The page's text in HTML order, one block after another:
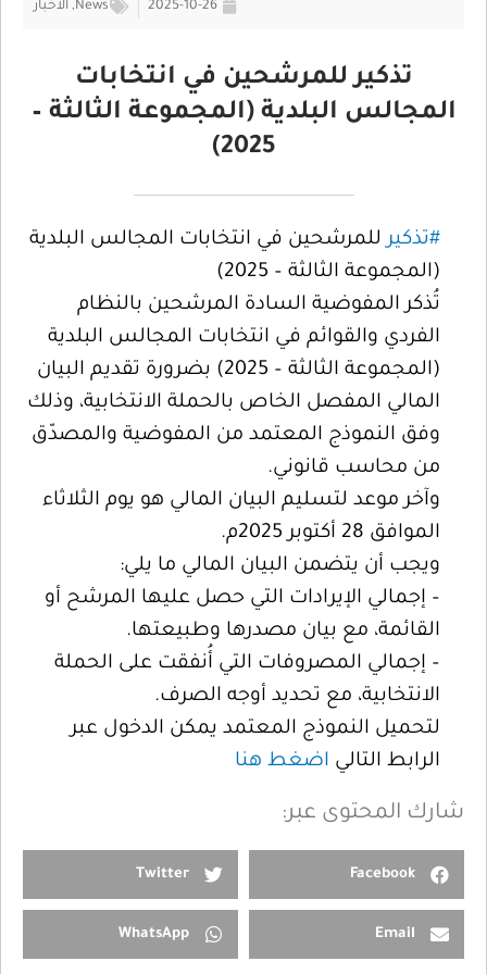
2025-10-26
News
, الأخبار
تذكير للمرشحين في انتخابات
المجالس البلدية (المجموعة الثالثة –
2025)
#تذكيرللمرشحين في انتخابات المجالس البلدية
(المجموعة الثالثة – 2025)
تُذكر المفوضية السادة المرشحين بالنظام
الفردي والقوائم في انتخابات المجالس البلدية
(المجموعة الثالثة – 2025) بضرورة تقديم البيان
المالي المفصل الخاص بالحملة الانتخابية، وذلك
وفق النموذج المعتمد من المفوضية والمصدّق
من محاسب قانوني.
وآخر موعد لتسليم البيان المالي هو يوم الثلاثاء
الموافق 28 أكتوبر 2025م.
ويجب أن يتضمن البيان المالي ما يلي:
– إجمالي الإيرادات التي حصل عليها المرشح أو
القائمة، مع بيان مصدرها وطبيعتها.
– إجمالي المصروفات التي أُنفقت على الحملة
الانتخابية، مع تحديد أوجه الصرف.
لتحميل النموذج المعتمد يمكن الدخول عبر
الرابط التالي اضغط هنا
شارك المحتوى عبر:
Facebook
Twitter
Email
WhatsApp